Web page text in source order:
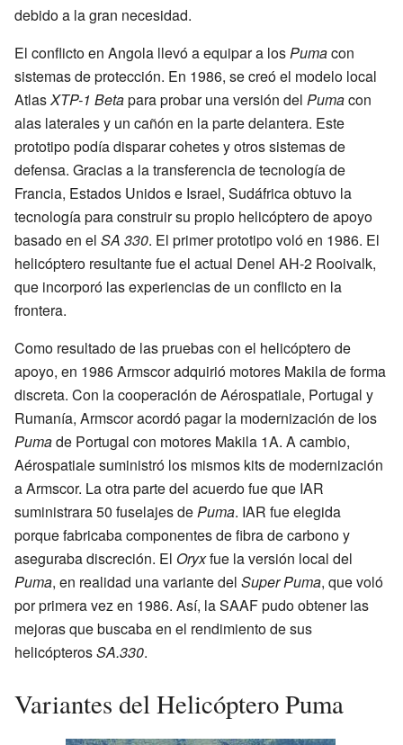
debido a la gran necesidad.
El conflicto en Angola llevó a equipar a losPumacon
sistemas de protección. En 1986, se creó el modelo local
AtlasXTP-1 Betapara probar una versión del Pumacon
alas laterales y un cañón en la parte delantera. Este
prototipo podía disparar cohetes y otros sistemas de
defensa. Gracias a la transferencia de tecnología de
Francia, Estados Unidos e Israel, Sudáfrica obtuvo la
tecnología para construir su propio helicóptero de apoyo
basado en el SA 330. El primer prototipo voló en 1986. El
helicóptero resultante fue el actual Denel AH-2 Rooivalk,
que incorporó las experiencias de un conflicto en la
frontera.
Como resultado de las pruebas con el helicóptero de
apoyo, en 1986 Armscor adquirió motores Makila de forma
discreta. Con la cooperación de Aérospatiale, Portugal y
Rumanía, Armscor acordó pagar la modernización de los
Pumade Portugal con motores Makila 1A. A cambio,
Aérospatiale suministró los mismos kits de modernización
a Armscor. La otra parte del acuerdo fue que IAR
suministrara 50 fuselajes dePuma. IAR fue elegida
porque fabricaba componentes de fibra de carbono y
aseguraba discreción. El Oryxfue la versión local del
Puma, en realidad una variante del Super Puma, que voló
por primera vez en 1986. Así, la SAAF pudo obtener las
mejoras que buscaba en el rendimiento de sus
helicópterosSA.330.
Variantes del Helicóptero Puma